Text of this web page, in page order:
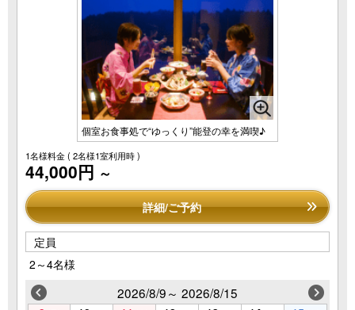
個室お食事処で“ゆっくり”能登の幸を満喫♪
1名様料金( 2名様1室利用時 )
44,000円 ～
詳細/ご予約
定員
2～4名様
2026/8/9～ 2026/8/15